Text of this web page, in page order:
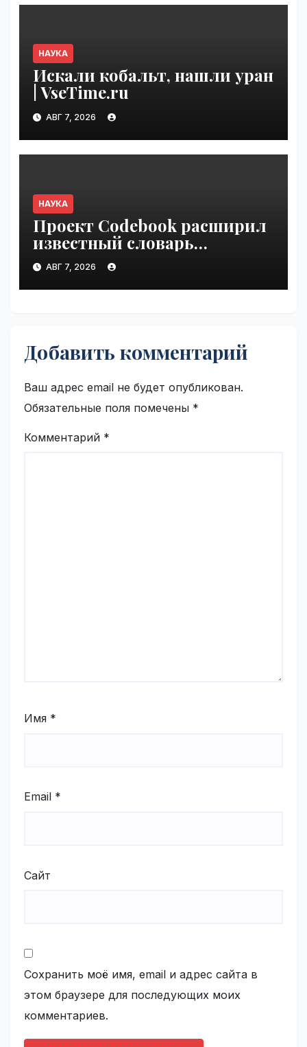
НАУКА
Искали кобальт, нашли уран
| VseTime.ru
АВГ 7, 2026
НАУКА
Проект Codebook расширил
известный словарь
связывания белков с ДНК
на 15 процентов | VseTime.ru
АВГ 7, 2026
Добавить комментарий
Ваш адрес email не будет опубликован.
Обязательные поля помечены *
Комментарий *
Имя *
Email *
Сайт
Сохранить моё имя, email и адрес сайта в
этом браузере для последующих моих
комментариев.